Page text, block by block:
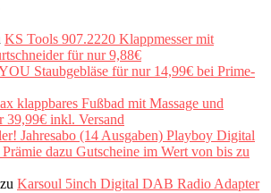
KS Tools 907.2220 Klappmesser mit
für nur 9,88€
Staubgebläse für nur 14,99€ bei Prime-
klappbares Fußbad mit Massage und
39,99€ inkl. Versand
Jahresabo (14 Ausgaben) Playboy Digital
dazu Gutscheine im Wert von bis zu
zu Karsoul 5inch Digital DAB Radio Adapter